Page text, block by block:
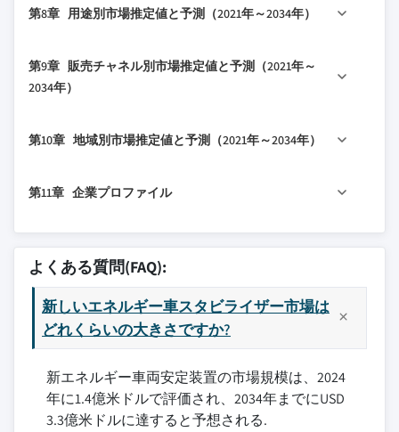
2.4.2 市場プレーヤーにとっての重要な成功要因
3.1.5 サプライチェーンに影響を与える要因
3.2 影響を与える要因
に対する政府の義務と消費者需要の増加
型スタビライザーへの移行
ビライザーシステムの必要性の増加
3.2.2 業界の落とし穴と課題
3.2.2.1 特に電気機械式およびアクティブ
システム
3.2.2.2 スペース制約によるパッケージン
グの課題
3.2.3 市場機会
4.4 戦略的展望マトリックス
4.5.1 合併・買収
4.5.4 拡大計画と資金調達
7.2 油圧式スタビライザーシステム
7.4 電子制御式スタビライザーバー
7.5 従来の機械式システム
第8章 用途別市場推定値と予測（2021年～2034年）
8.1.1 乗用車
8.1.4 SUV
8.2 商用車
8.2.2 中型商用車
8.2.3 重商用車
第9章 販売チャネル別市場推定値と予測（2021年～
2034年）
9.2 OEM
第10章 地域別市場推定値と予測（2021年～2034年）
10.1.1 米国
10.2 欧州
10.2.1 英国
10.2.2 ドイツ
10.2.3 フランス
10.2.4 イタリア
10.2.5 スペイン
10.2.6 ウクライナ
10.2.7 ロシア
第11章 企業プロファイル
11.1 AAM
11.3 Chuo Spring
11.4 DAEWON
11.5 Dongfeng
11.6 JAMNA AUTO INDUSTRIES LIMITED
11.7 Sogefi Group
11.8 Kongsberg Automotive
11.9 Mubea
よくある質問(FAQ):
新しいエネルギー車スタビライザー市場は
どれくらいの大きさですか?
新エネルギー車両安定装置の市場規模は、2024
年に1.4億米ドルで評価され、2034年までにUSD
3.3億米ドルに達すると予想される.